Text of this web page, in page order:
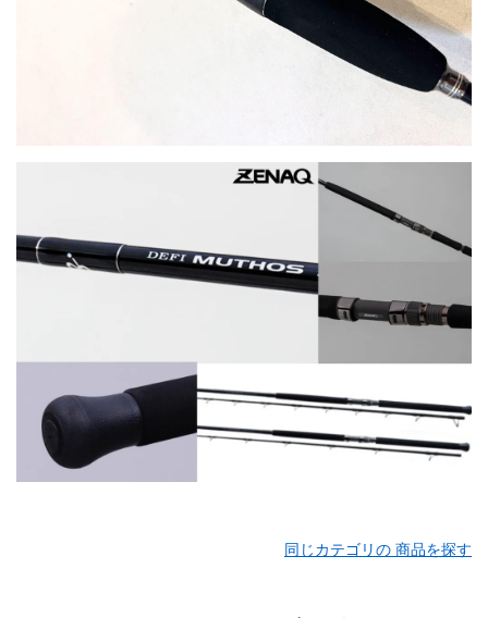
同じカテゴリの 商品を探す